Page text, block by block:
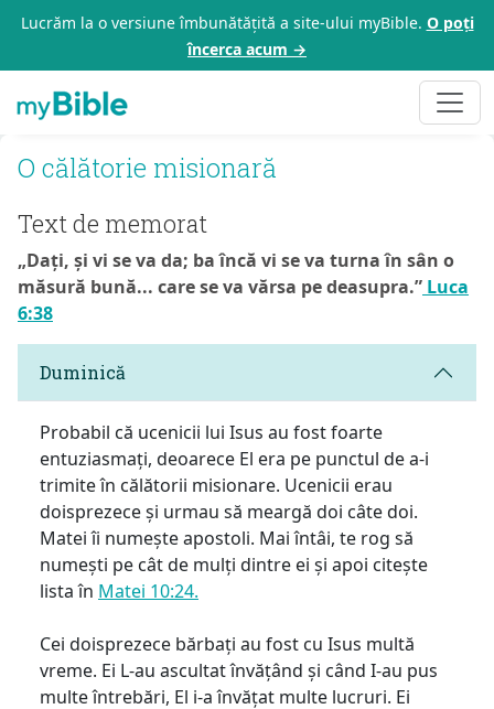
Lucrăm la o versiune îmbunătățită a site-ului myBible. O poți
încerca acum →
O călătorie misionară
Text de memorat
„Dați, și vi se va da; ba încă vi se va turna în sân o
măsură bună... care se va vărsa pe deasupra.” Luca
6:38
Duminică
Probabil că ucenicii lui Isus au fost foarte
entuziasmați, deoarece El era pe punctul de a-i
trimite în călătorii misionare. Ucenicii erau
doisprezece și urmau să meargă doi câte doi.
Matei îi numește apostoli. Mai întâi, te rog să
numești pe cât de mulți dintre ei și apoi citește
lista în Matei 10:24.
Cei doisprezece bărbați au fost cu Isus multă
vreme. Ei L-au ascultat învățând și când I-au pus
multe întrebări, El i-a învățat multe lucruri. Ei